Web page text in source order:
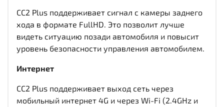
CC2 Plus поддерживает сигнал с камеры заднего
хода в формате FullHD. Это позволит лучше
видеть ситуацию позади автомобиля и повысит
уровень безопасности управления автомобилем.
Интернет
CC2 Plus поддерживает выход сеть через
мобильный интернет 4G и через Wi-Fi (2.4GHz и